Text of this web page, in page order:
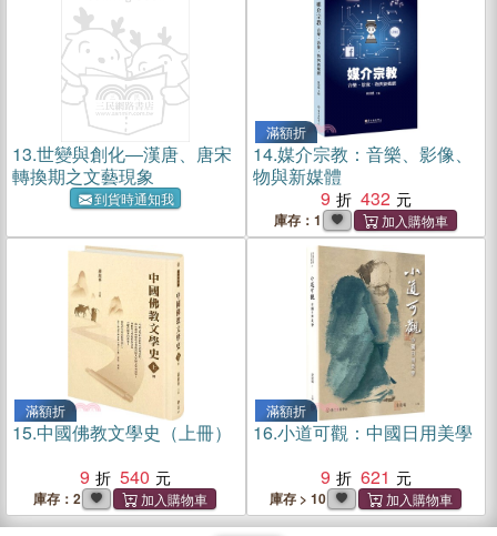
13.世變與創化―漢唐、唐宋
轉換期之文藝現象
到貨時通知我
滿額折
14.媒介宗教：音樂、影像、
物與新媒體
9
432
庫存：1
滿額折
15.中國佛教文學史（上冊）
9
540
庫存：2
滿額折
16.小道可觀：中國日用美學
9
621
庫存 > 10